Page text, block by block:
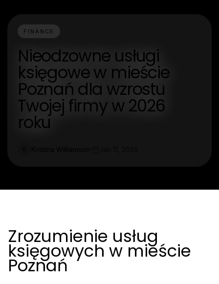
FINANCE
Nieodzowne usługi
księgowe w mieście
Poznań dla wzrostu
Twojej firmy w 2026
roku
Zrozumienie usług
księgowych w mieście
Poznań